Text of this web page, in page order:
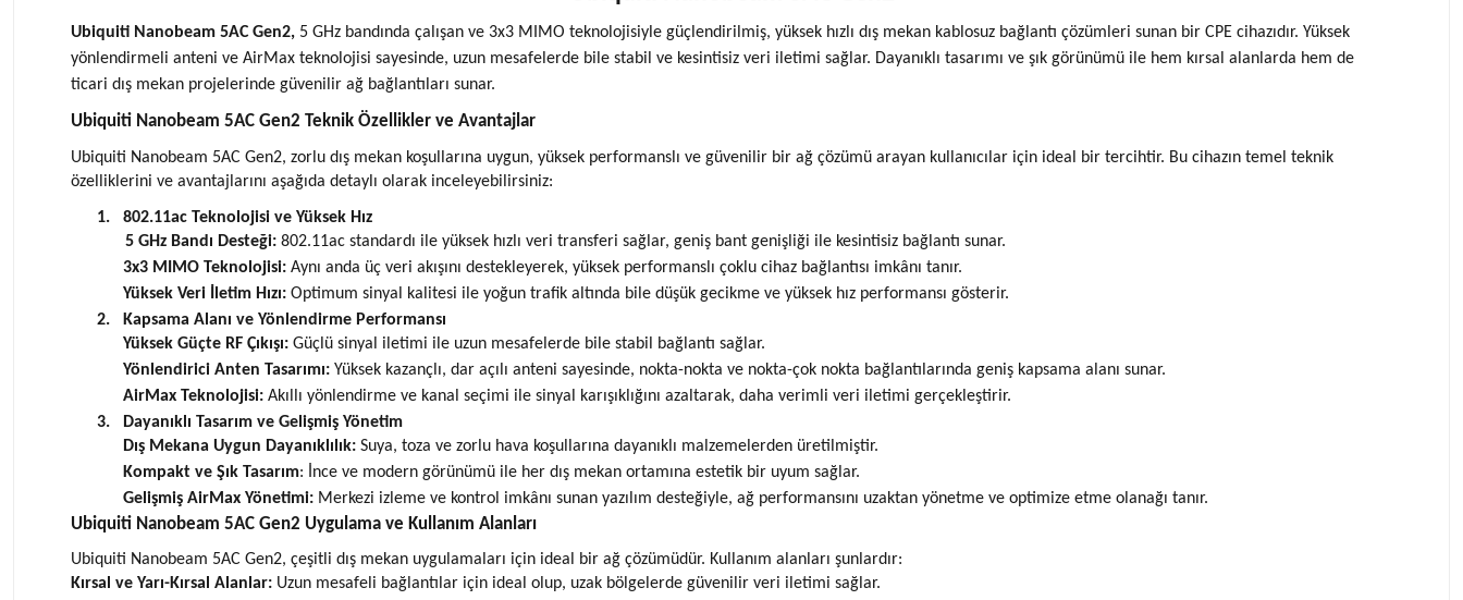
Ubiquiti Nanobeam 5AC Gen2, 5 GHz bandında çalışan ve 3x3 MIMO teknolojisiyle güçlendirilmiş, yüksek hızlı dış mekan kablosuz bağlantı çözümleri sunan bir CPE cihazıdır. Yüksek
yönlendirmeli anteni ve AirMax teknolojisi sayesinde, uzun mesafelerde bile stabil ve kesintisiz veri iletimi sağlar. Dayanıklı tasarımı ve şık görünümü ile hem kırsal alanlarda hem de
ticari dış mekan projelerinde güvenilir ağ bağlantıları sunar.
Ubiquiti Nanobeam 5AC Gen2 Teknik Özellikler ve Avantajlar
Ubiquiti Nanobeam 5AC Gen2, zorlu dış mekan koşullarına uygun, yüksek performanslı ve güvenilir bir ağ çözümü arayan kullanıcılar için ideal bir tercihtir. Bu cihazın temel teknik
özelliklerini ve avantajlarını aşağıda detaylı olarak inceleyebilirsiniz:
1.
802.11ac Teknolojisi ve Yüksek Hız
5 GHz Bandı Desteği: 802.11ac standardı ile yüksek hızlı veri transferi sağlar, geniş bant genişliği ile kesintisiz bağlantı sunar.
3x3 MIMO Teknolojisi: Aynı anda üç veri akışını destekleyerek, yüksek performanslı çoklu cihaz bağlantısı imkânı tanır.
Yüksek Veri İletim Hızı: Optimum sinyal kalitesi ile yoğun trafik altında bile düşük gecikme ve yüksek hız performansı gösterir.
2.
Kapsama Alanı ve Yönlendirme Performansı
Yüksek Güçte RF Çıkışı: Güçlü sinyal iletimi ile uzun mesafelerde bile stabil bağlantı sağlar.
Yönlendirici Anten Tasarımı: Yüksek kazançlı, dar açılı anteni sayesinde, nokta-nokta ve nokta-çok nokta bağlantılarında geniş kapsama alanı sunar.
AirMax Teknolojisi: Akıllı yönlendirme ve kanal seçimi ile sinyal karışıklığını azaltarak, daha verimli veri iletimi gerçekleştirir.
3.
Dayanıklı Tasarım ve Gelişmiş Yönetim
Dış Mekana Uygun Dayanıklılık: Suya, toza ve zorlu hava koşullarına dayanıklı malzemelerden üretilmiştir.
Kompakt ve Şık Tasarım: İnce ve modern görünümü ile her dış mekan ortamına estetik bir uyum sağlar.
Gelişmiş AirMax Yönetimi: Merkezi izleme ve kontrol imkânı sunan yazılım desteğiyle, ağ performansını uzaktan yönetme ve optimize etme olanağı tanır.
Ubiquiti Nanobeam 5AC Gen2 Uygulama ve Kullanım Alanları
Ubiquiti Nanobeam 5AC Gen2, çeşitli dış mekan uygulamaları için ideal bir ağ çözümüdür. Kullanım alanları şunlardır:
Kırsal ve Yarı-Kırsal Alanlar: Uzun mesafeli bağlantılar için ideal olup, uzak bölgelerde güvenilir veri iletimi sağlar.